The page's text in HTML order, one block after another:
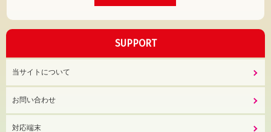
SUPPORT
当サイトについて
お問い合わせ
対応端末